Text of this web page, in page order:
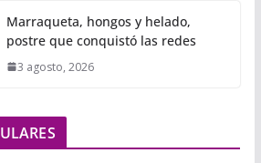
Marraqueta, hongos y helado,
postre que conquistó las redes
3 agosto, 2026